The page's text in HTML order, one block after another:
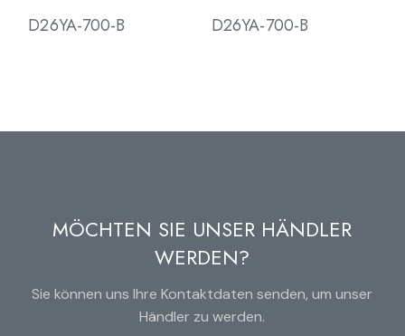
D26YA-700-B D26YA-700-B
MÖCHTEN SIE UNSER HÄNDLER
WERDEN?
Sie können uns Ihre Kontaktdaten senden, um unser
Händler zu werden.